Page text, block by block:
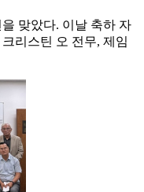
맞았다. 이날 축하 자
리스틴 오 전무, 제임